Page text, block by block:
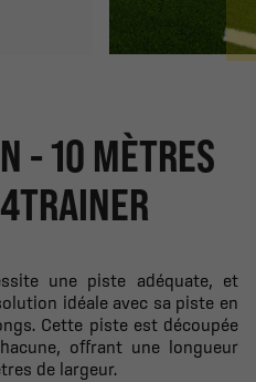
- 10 MÈTRES
une piste adéquate, et
idéale avec sa piste en
Cette piste est découpée
offrant une longueur
de largeur.